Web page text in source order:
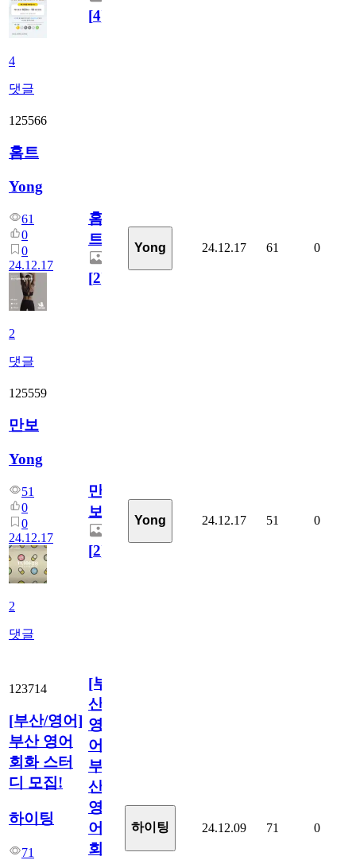
4
댓글
[4]
125566
홈트
Yong
61
0
0
24.12.17
2
댓글
홈
트
[2]
Yong 24.12.17 61 0
125559
만보
Yong
51
0
0
24.12.17
2
댓글
만
보
[2]
Yong 24.12.17 51 0
123714
[부산/영어]
부산 영어
회화 스터
디 모집!
하이팅
71
[부
산/
영
어]
부
산
영
어
회
하이팅 24.12.09 71 0